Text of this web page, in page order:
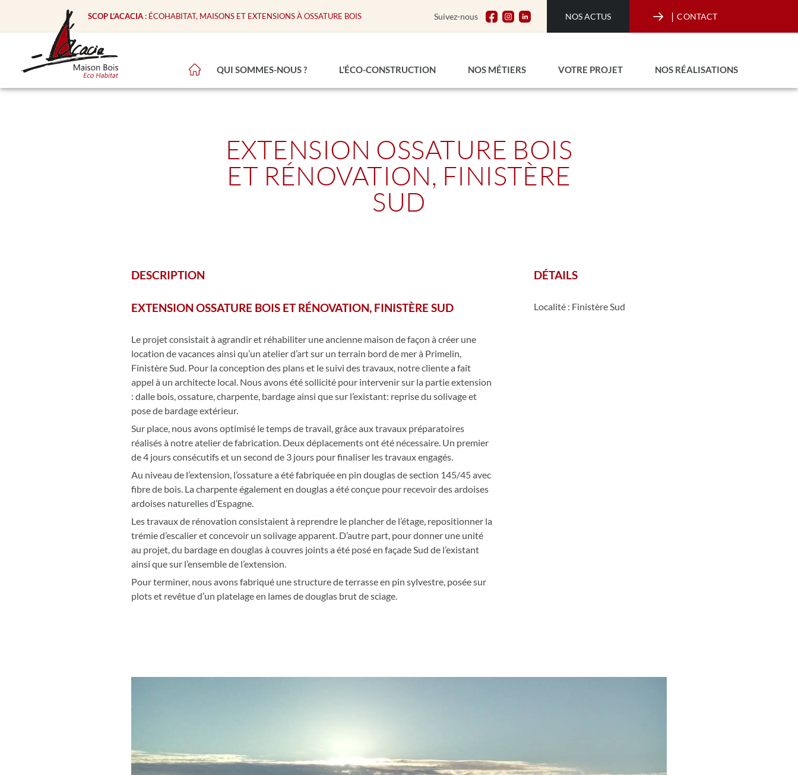
SCOP L’ACACIA: ÉCOHABITAT, MAISONS ET EXTENSIONS À OSSATURE BOIS Suivez-nous NOS ACTUS | CONTACT
QUI SOMMES-NOUS ? L’ÉCO-CONSTRUCTION NOS MÉTIERS VOTRE PROJET NOS RÉALISATIONS
EXTENSION OSSATURE BOIS
ET RÉNOVATION, FINISTÈRE
SUD
DESCRIPTION
EXTENSION OSSATURE BOIS ET RÉNOVATION, FINISTÈRE SUD
Le projet consistait à agrandir et réhabiliter une ancienne maison de façon à créer une
location de vacances ainsi qu’un atelier d’art sur un terrain bord de mer à Primelin,
Finistère Sud. Pour la conception des plans et le suivi des travaux, notre cliente a fait
appel à un architecte local. Nous avons été sollicité pour intervenir sur la partie extension
: dalle bois, ossature, charpente, bardage ainsi que sur l’existant: reprise du solivage et
pose de bardage extérieur.
Sur place, nous avons optimisé le temps de travail, grâce aux travaux préparatoires
réalisés à notre atelier de fabrication. Deux déplacements ont été nécessaire. Un premier
de 4 jours consécutifs et un second de 3 jours pour finaliser les travaux engagés.
Au niveau de l’extension, l’ossature a été fabriquée en pin douglas de section 145/45 avec
fibre de bois. La charpente également en douglas a été conçue pour recevoir des ardoises
ardoises naturelles d’Espagne.
Les travaux de rénovation consistaient à reprendre le plancher de l’étage, repositionner la
trémie d’escalier et concevoir un solivage apparent. D’autre part, pour donner une unité
au projet, du bardage en douglas à couvres joints a été posé en façade Sud de l’existant
ainsi que sur l’ensemble de l’extension.
Pour terminer, nous avons fabriqué une structure de terrasse en pin sylvestre, posée sur
plots et revêtue d’un platelage en lames de douglas brut de sciage.
DÉTAILS
Localité : Finistère Sud